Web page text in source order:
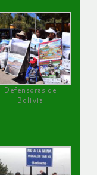
Defensoras de
Bolivia